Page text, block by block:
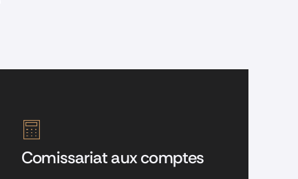
Comissariat aux comptes